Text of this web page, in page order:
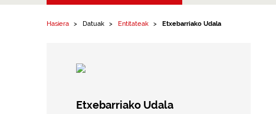
Foral de Bizkaia
Hasiera Datuak Entitateak Etxebarriako Udala
Etxebarriako Udala